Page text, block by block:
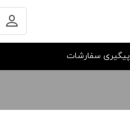
پیگیری سفارشات